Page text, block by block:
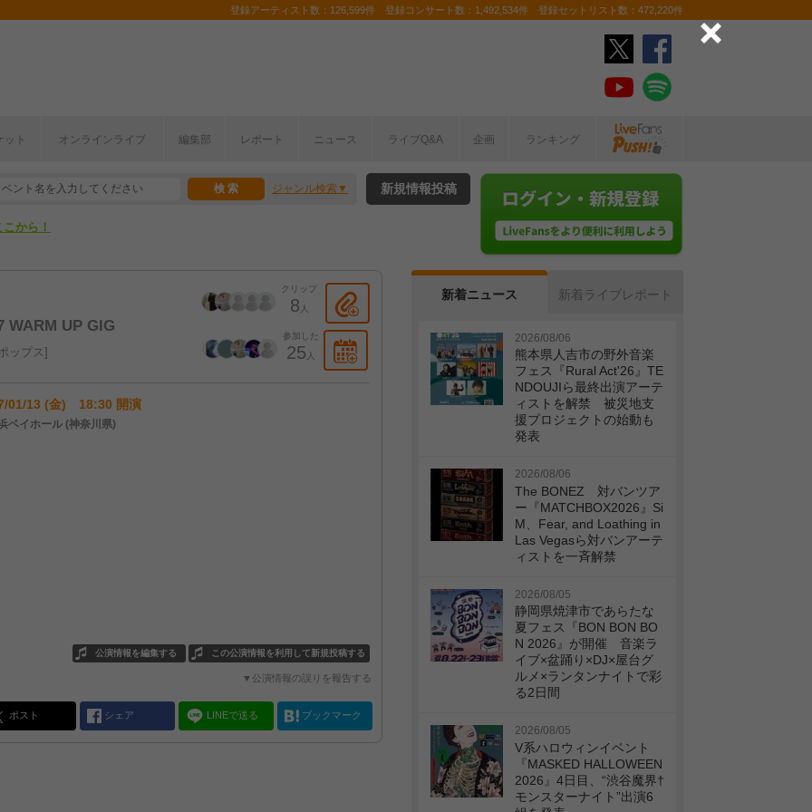
登録アーティスト数：126,599件 登録コンサート数：1,492,534件 登録セットリスト数：472,220件
ット オンラインライブ 編集部 レポート ニュース ライブQ&A 企画 ランキング
ジャンル検索
半期編発表！
から！
新規情報投稿
WARM UP GIG
クリップ
8 人
参加した
25 人
ップス
01/13 (金) 18:30 開演
ベイホール (神奈川県)
この公演情報を利用して新規投稿する
公演情報を編集する
▼公演情報の誤りを報告する
ポスト シェア LINEで送る ブックマーク
新着ニュース 新着ライブレポート
2026/08/06
熊本県人吉市の野外音楽
フェス『Rural Act'26』TE
NDOUJIら最終出演アーテ
ィストを解禁 被災地支
援プロジェクトの始動も
発表
2026/08/06
The BONEZ 対バンツア
ー『MATCHBOX2026』Si
M、Fear, and Loathing in
Las Vegasら対バンアーテ
ィストを一斉解禁
2026/08/05
静岡県焼津市であらたな
夏フェス『BON BON BO
N 2026』が開催 音楽ラ
イブ×盆踊り×DJ×屋台グ
ルメ×ランタンナイトで彩
る2日間
2026/08/05
V系ハロウィンイベント
『MASKED HALLOWEEN
2026』4日目、“渋谷魔界†
モンスターナイト”出演6